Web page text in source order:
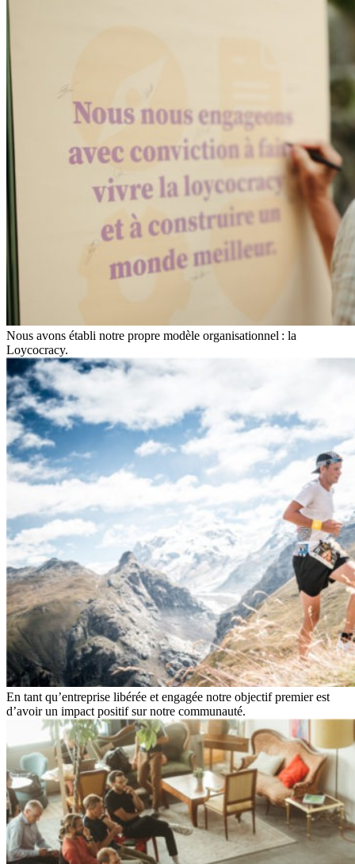
Nous avons établi notre propre modèle organisationnel : la
Loycocracy.
En tant qu’entreprise libérée et engagée notre objectif premier est
d’avoir un impact positif sur notre communauté.